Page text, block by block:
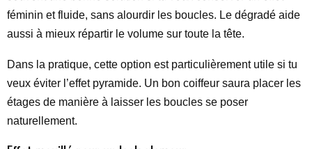
féminin et fluide, sans alourdir les boucles. Le dégradé aide
aussi à mieux répartir le volume sur toute la tête.
Dans la pratique, cette option est particulièrement utile si tu
veux éviter l’effet pyramide. Un bon coiffeur saura placer les
étages de manière à laisser les boucles se poser
naturellement.